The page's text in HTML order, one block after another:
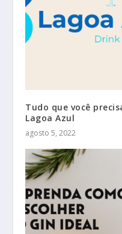
Tudo que você
Lagoa Azul
agosto 5, 2022